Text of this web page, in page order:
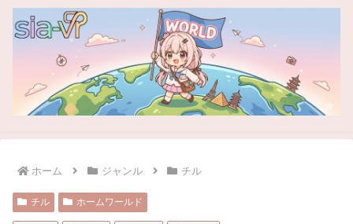
ホーム ジャンル チル
チル ホームワールド